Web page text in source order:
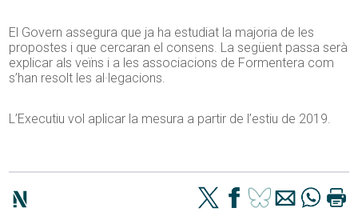
El Govern assegura que ja ha estudiat la majoria de les
propostes i que cercaran el consens. La següent passa serà
explicar als veïns i a les associacions de Formentera com
s’han resolt les al·legacions.
L’Executiu vol aplicar la mesura a partir de l’estiu de 2019.